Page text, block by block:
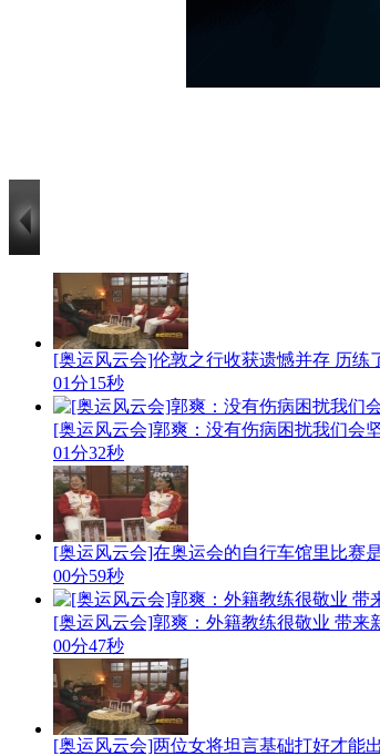
[奥运风云会]伦敦之行收获遗憾并存 历练
01分15秒
[奥运风云会]郭爽：没有伤病困扰我们会
01分32秒
[奥运风云会]在奥运会的自行车馆里比赛
00分59秒
[奥运风云会]郭爽：外籍教练很敬业 带来
00分47秒
[奥运风云会]两位女将坦言基础打好才能